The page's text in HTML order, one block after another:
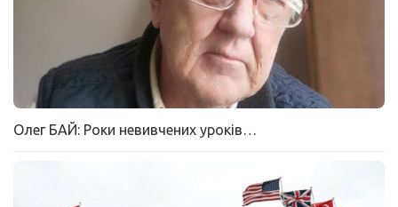
Олег БАЙ: Роки невивчених уроків…